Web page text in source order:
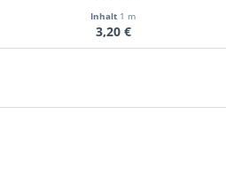
Inhalt 1 m
3,20 €